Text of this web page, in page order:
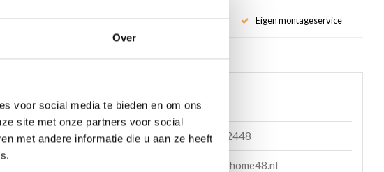
Over
voor social media te bieden en om ons
site met onze partners voor social
met andere informatie die u aan ze heeft
24/7 klantenservice Eigen montageservice
Bel met ons 085 060 2448
support@home48.nl